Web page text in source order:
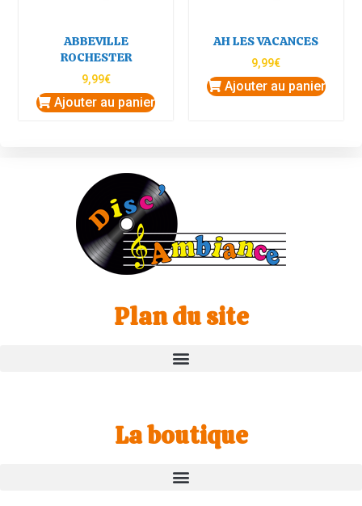
ABBEVILLE
ROCHESTER
9,99€
Ajouter au panier
AH LES VACANCES
9,99€
Ajouter au panier
Plan du site
La boutique